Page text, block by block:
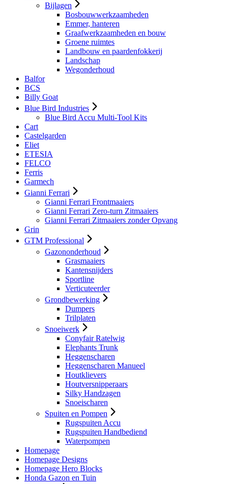
Bijlagen
Bosbouwwerkzaamheden
Emmer, hanteren
Graafwerkzaamheden en bouw
Groene ruimtes
Landbouw en paardenfokkerij
Landschap
Wegonderhoud
Balfor
BCS
Billy Goat
Blue Bird Industries
Blue Bird Accu Multi-Tool Kits
Cart
Castelgarden
Eliet
ETESIA
FELCO
Ferris
Garmech
Gianni Ferrari
Gianni Ferrari Frontmaaiers
Gianni Ferrari Zero-turn Zitmaaiers
Gianni Ferrari Zitmaaiers zonder Opvang
Grin
GTM Professional
Gazononderhoud
Grasmaaiers
Kantensnijders
Sportline
Verticuteerder
Grondbewerking
Dumpers
Trilplaten
Snoeiwerk
Conyfair Ratelwig
Elephants Trunk
Heggenscharen
Heggenscharen Manueel
Houtklievers
Houtversnipperaars
Silky Handzagen
Snoeischaren
Spuiten en Pompen
Rugspuiten Accu
Rugspuiten Handbediend
Waterpompen
Homepage
Homepage Designs
Homepage Hero Blocks
Honda Gazon en Tuin